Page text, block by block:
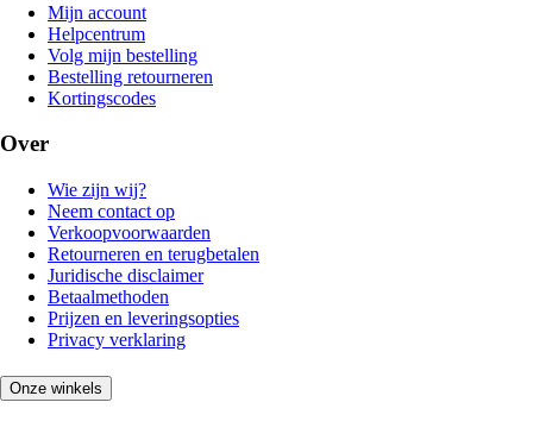
Mijn account
Helpcentrum
Volg mijn bestelling
Bestelling retourneren
Kortingscodes
Over
Wie zijn wij?
Neem contact op
Verkoopvoorwaarden
Retourneren en terugbetalen
Juridische disclaimer
Betaalmethoden
Prijzen en leveringsopties
Privacy verklaring
Onze winkels